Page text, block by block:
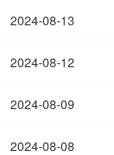
2024-08-13
2024-08-12
2024-08-09
2024-08-08